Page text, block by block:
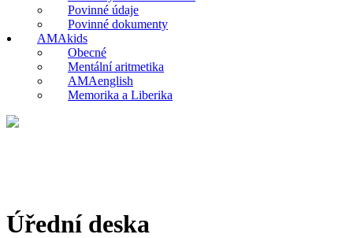
Povinné údaje
Povinné dokumenty
AMAkids
Obecné
Mentální aritmetika
AMAenglish
Memorika a Liberika
Úřední deska